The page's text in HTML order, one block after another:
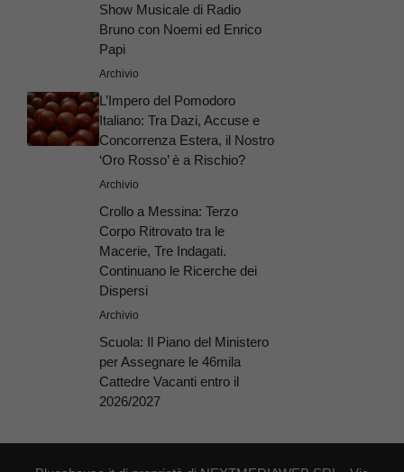
Show Musicale di Radio
Bruno con Noemi ed Enrico
Papi
Archivio
L’Impero del Pomodoro
Italiano: Tra Dazi, Accuse e
Concorrenza Estera, il Nostro
‘Oro Rosso’ è a Rischio?
Archivio
Crollo a Messina: Terzo
Corpo Ritrovato tra le
Macerie, Tre Indagati.
Continuano le Ricerche dei
Dispersi
Archivio
Scuola: Il Piano del Ministero
per Assegnare le 46mila
Cattedre Vacanti entro il
2026/2027